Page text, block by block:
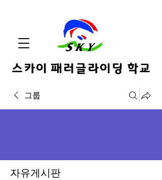
스카이 패러글라이딩 학교
그룹
자유게시판